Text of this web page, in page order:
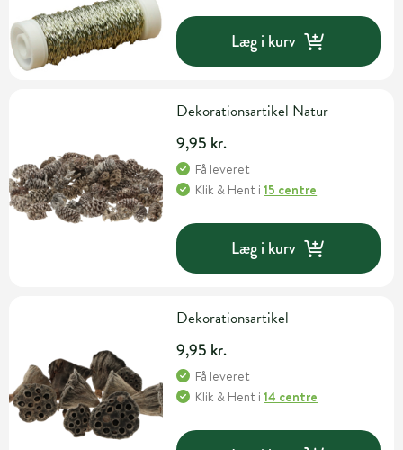
Læg i kurv
Dekorationsartikel Natur
9,95 kr.
Få leveret
Klik & Hent i15 centre
Læg i kurv
Dekorationsartikel
9,95 kr.
Få leveret
Klik & Hent i14 centre